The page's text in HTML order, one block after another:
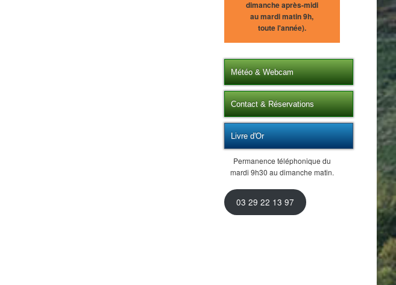
dimanche après-midi
au mardi matin 9h,
toute l'année).
Météo & Webcam
Contact & Réservations
Livre d'Or
Permanence téléphonique du
mardi 9h30 au dimanche matin.
03 29 22 13 97